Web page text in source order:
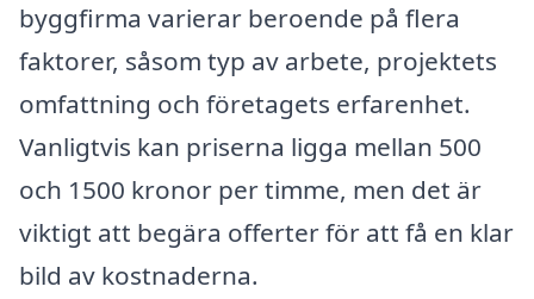
byggfirma varierar beroende på flera
faktorer, såsom typ av arbete, projektets
omfattning och företagets erfarenhet.
Vanligtvis kan priserna ligga mellan 500
och 1500 kronor per timme, men det är
viktigt att begära offerter för att få en klar
bild av kostnaderna.